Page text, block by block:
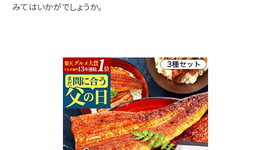
みてはいかがでしょうか。